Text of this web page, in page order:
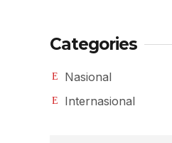
Categories
Nasional
Internasional